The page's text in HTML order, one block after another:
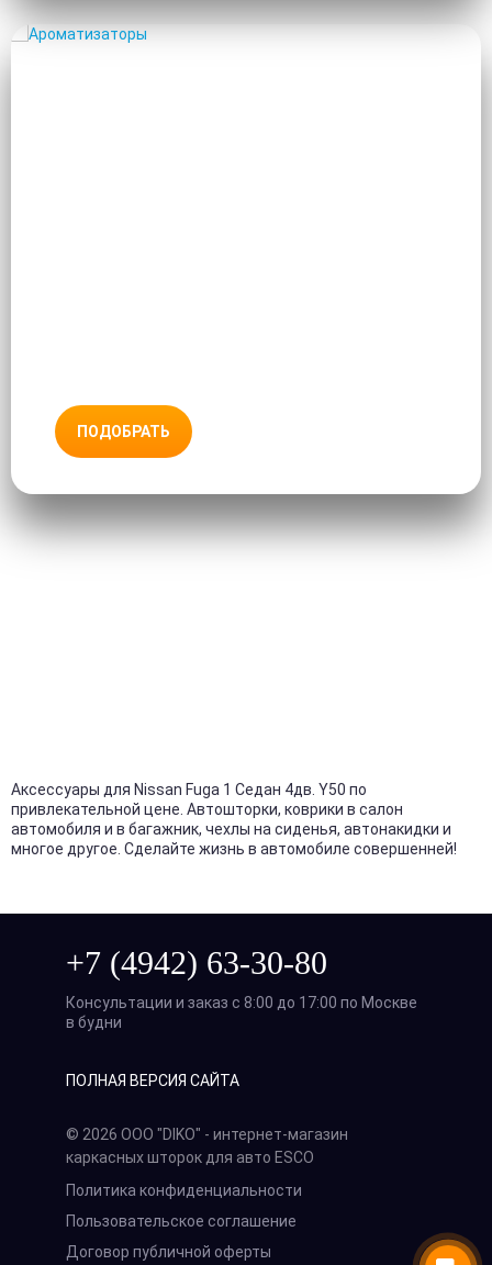
ПОДОБРАТЬ
Аксессуары для Nissan Fuga 1 Седан 4дв. Y50 по
привлекательной цене. Автошторки, коврики в салон
автомобиля и в багажник, чехлы на сиденья, автонакидки и
многое другое. Сделайте жизнь в автомобиле совершенней!
+7 (4942) 63-30-80
Консультации и заказ с 8:00 до 17:00 по Москве
в будни
ПОЛНАЯ ВЕРСИЯ САЙТА
© 2026 ООО "DIKO" - интернет-магазин
каркасных шторок для авто ESCO
Политика конфиденциальности
Пользовательское соглашение
Договор публичной оферты